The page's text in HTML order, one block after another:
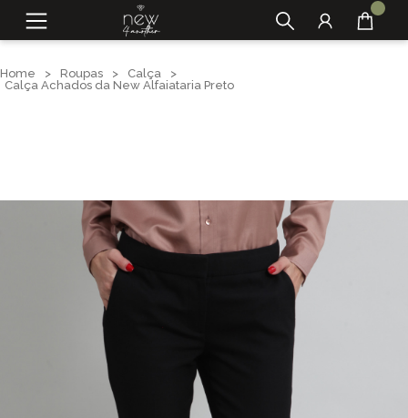
Home > Roupas > Calça
>
Calça Achados da New Alfaiataria Preto